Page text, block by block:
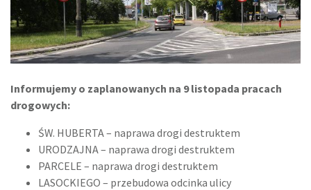
Informujemy o zaplanowanych na 9 listopada pracach
drogowych:
ŚW. HUBERTA – naprawa drogi destruktem
URODZAJNA – naprawa drogi destruktem
PARCELE – naprawa drogi destruktem
LASOCKIEGO – przebudowa odcinka ulicy